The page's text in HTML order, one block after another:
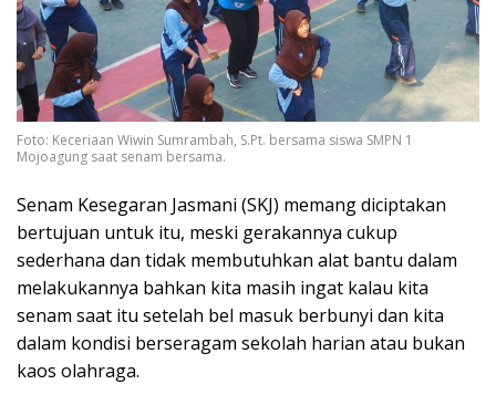
Foto: Keceriaan Wiwin Sumrambah, S.Pt. bersama siswa SMPN 1
Mojoagung saat senam bersama.
Senam Kesegaran Jasmani (SKJ) memang diciptakan
bertujuan untuk itu, meski gerakannya cukup
sederhana dan tidak membutuhkan alat bantu dalam
melakukannya bahkan kita masih ingat kalau kita
senam saat itu setelah bel masuk berbunyi dan kita
dalam kondisi berseragam sekolah harian atau bukan
kaos olahraga.